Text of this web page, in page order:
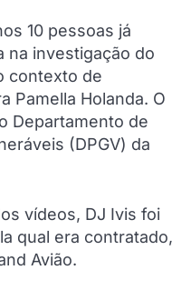
10 pessoas já
na investigação do
contexto de
Pamella Holanda. O
Departamento de
(DPGV) da
vídeos, DJ Ivis foi
qual era contratado,
Avião.